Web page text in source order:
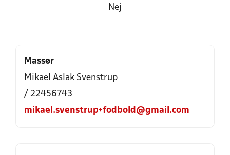
Nej
Massør
Mikael Aslak Svenstrup
/ 22456743
mikael.svenstrup+fodbold@gmail.com